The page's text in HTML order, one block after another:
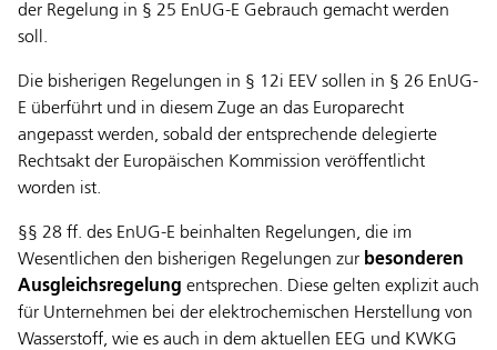
der Regelung in § 25 EnUG-E Gebrauch gemacht werden
soll.
Die bisherigen Regelungen in § 12i EEV sollen in § 26 EnUG-
E überführt und in diesem Zuge an das Europarecht
angepasst werden, sobald der entsprechende delegierte
Rechtsakt der Europäischen Kommission veröffentlicht
worden ist.
§§ 28 ff. des EnUG-E beinhalten Regelungen, die im
Wesentlichen den bisherigen Regelungen zur besonderen
Ausgleichsregelung entsprechen. Diese gelten explizit auch
für Unternehmen bei der elektrochemischen Herstellung von
Wasserstoff, wie es auch in dem aktuellen EEG und KWKG